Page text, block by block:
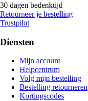
30 dagen bedenktijd
Retourneer je bestelling
Trustpilot
Diensten
Mijn account
Helpcentrum
Volg mijn bestelling
Bestelling retourneren
Kortingscodes